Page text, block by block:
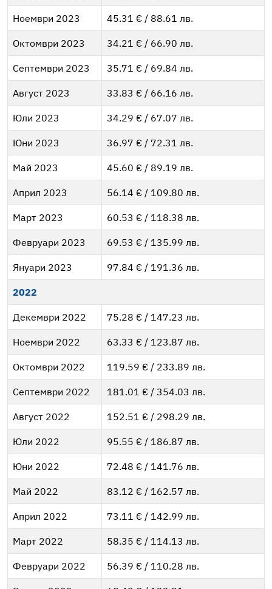
Ноември 2023 45.31 € / 88.61 лв.
Октомври 2023 34.21 € / 66.90 лв.
Септември 2023 35.71 € / 69.84 лв.
Август 2023 33.83 € / 66.16 лв.
Юли 2023 34.29 € / 67.07 лв.
Юни 2023 36.97 € / 72.31 лв.
Май 2023 45.60 € / 89.19 лв.
Април 2023 56.14 € / 109.80 лв.
Март 2023 60.53 € / 118.38 лв.
Февруари 2023 69.53 € / 135.99 лв.
Януари 2023 97.84 € / 191.36 лв.
2022
Декември 2022 75.28 € / 147.23 лв.
Ноември 2022 63.33 € / 123.87 лв.
Октомври 2022 119.59 € / 233.89 лв.
Септември 2022 181.01 € / 354.03 лв.
Август 2022 152.51 € / 298.29 лв.
Юли 2022 95.55 € / 186.87 лв.
Юни 2022 72.48 € / 141.76 лв.
Май 2022 83.12 € / 162.57 лв.
Април 2022 73.11 € / 142.99 лв.
Март 2022 58.35 € / 114.13 лв.
Февруари 2022 56.39 € / 110.28 лв.